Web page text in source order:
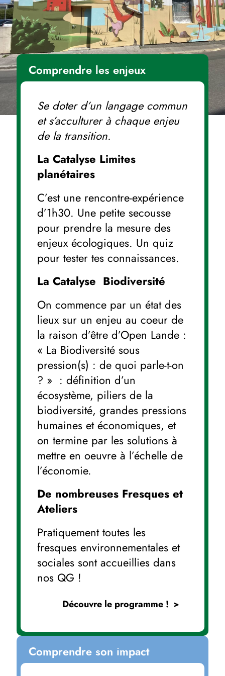
Comprendre les enjeux
Se doter d’un langage commun
et s’acculturer à chaque enjeu
de la transition.
La Catalyse Limites
planétaires
C’est une rencontre-expérience
d’1h30. Une petite secousse
pour prendre la mesure des
enjeux écologiques. Un quiz
pour tester tes connaissances.
La Catalyse Biodiversité
On commence par un état des
lieux sur un enjeu au coeur de
la raison d’être d’Open Lande :
« La Biodiversité sous
pression(s) : de quoi parle-t-on
? » : définition d’un
écosystème, piliers de la
biodiversité, grandes pressions
humaines et économiques, et
on termine par les solutions à
mettre en oeuvre à l’échelle de
l’économie.
De nombreuses Fresques et
Ateliers
Pratiquement toutes les
fresques environnementales et
sociales sont accueillies dans
nos QG !
Découvre le programme !
Comprendre son impact